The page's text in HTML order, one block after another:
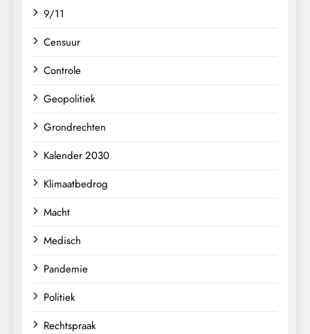
9/11
Censuur
Controle
Geopolitiek
Grondrechten
Kalender 2030
Klimaatbedrog
Macht
Medisch
Pandemie
Politiek
Rechtspraak